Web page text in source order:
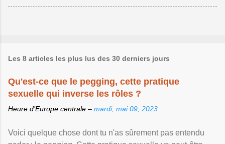
Les 8 articles les plus lus des 30 derniers jours
Qu'est-ce que le pegging, cette pratique
sexuelle qui inverse les rôles ?
Heure d’Europe centrale – mardi, mai 09, 2023
Voici quelque chose dont tu n'as sûrement pas entendu